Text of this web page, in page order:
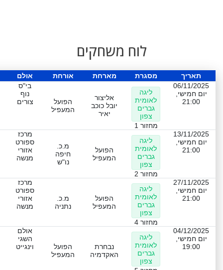
לוח משחקים
תאריך מסגרת מארחת אורחת
אולם
06/11/2025
יום חמישי,
21:00
ליגה
לאומית
גברים
צפון
מחזור 1
אליצור
יובל כוכב
יאיר
הפועל
המעפיל
בי"ס
נוף
צורים
13/11/2025
יום חמישי,
21:00
ליגה
לאומית
גברים
צפון
מחזור 2
הפועל
המעפיל
מ.כ.
חיפה
נו"ש
מרכז
ספורט
אזורי
מנשה
27/11/2025
יום חמישי,
21:00
ליגה
לאומית
גברים
צפון
מחזור 4
הפועל
המעפיל
מ.כ.
נתניה
מרכז
ספורט
אזורי
מנשה
04/12/2025
יום חמישי,
19:00
ליגה
לאומית
גברים
צפון
נבחרת
האקדמיה
הפועל
המעפיל
אולם
השגי
וינגייט